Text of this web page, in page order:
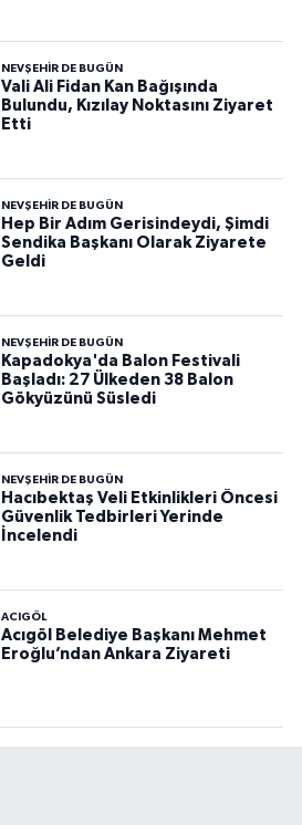
NEVŞEHIR DE BUGÜN
Vali Ali Fidan Kan Bağışında
Bulundu, Kızılay Noktasını Ziyaret
Etti
NEVŞEHIR DE BUGÜN
Hep Bir Adım Gerisindeydi, Şimdi
Sendika Başkanı Olarak Ziyarete
Geldi
NEVŞEHIR DE BUGÜN
Kapadokya'da Balon Festivali
Başladı: 27 Ülkeden 38 Balon
Gökyüzünü Süsledi
NEVŞEHIR DE BUGÜN
Hacıbektaş Veli Etkinlikleri Öncesi
Güvenlik Tedbirleri Yerinde
İncelendi
ACIGÖL
Acıgöl Belediye Başkanı Mehmet
Eroğlu’ndan Ankara Ziyareti